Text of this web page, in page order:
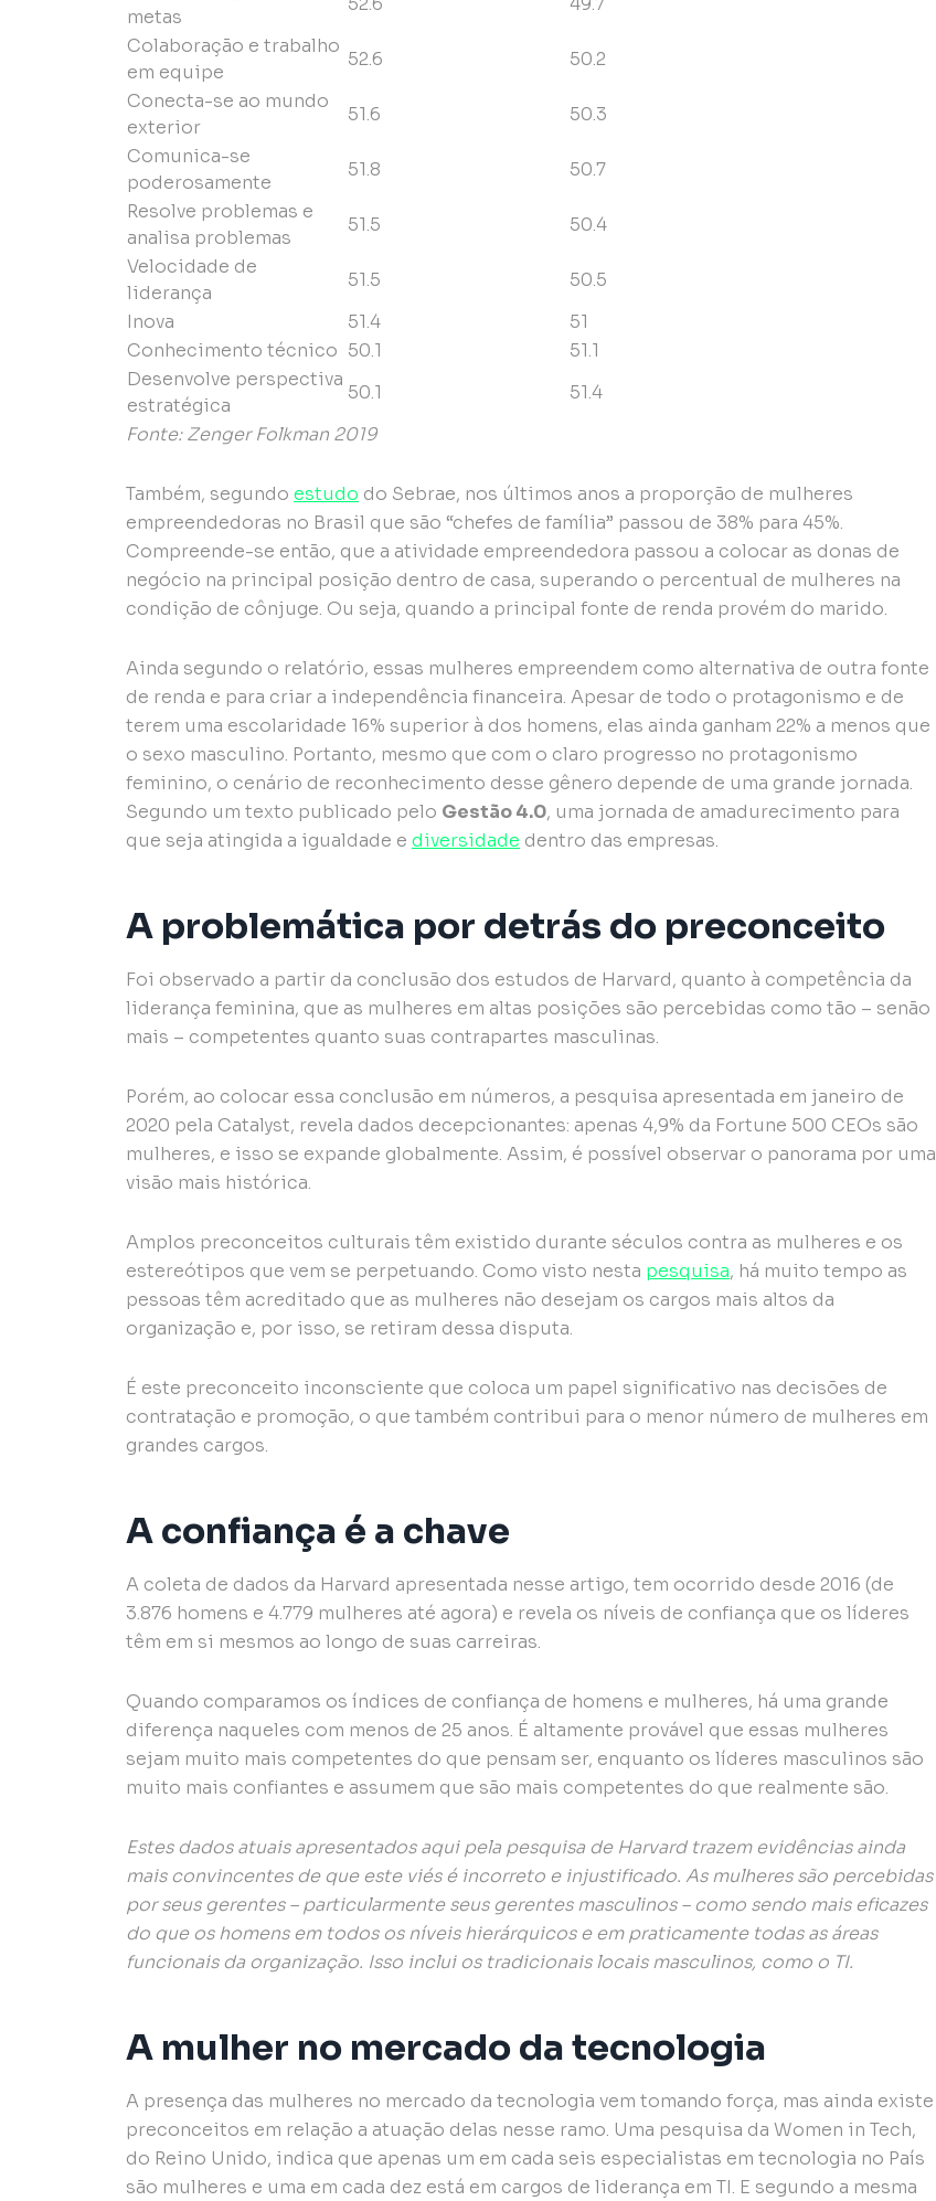
metas
Colaboração e trabalho
em equipe
52.6
50.2
Conecta-se ao mundo
exterior
51.6
50.3
Comunica-se
poderosamente
51.8
50.7
Resolve problemas e
analisa problemas
51.5
50.4
Velocidade de
liderança
51.5
50.5
Inova
51.4
51
Conhecimento técnico 50.1
51.1
Desenvolve perspectiva
estratégica
50.1
51.4
Fonte: Zenger Folkman 2019
Também, segundo estudo do Sebrae, nos últimos anos a proporção de mulheres
empreendedoras no Brasil que são “chefes de família” passou de 38% para 45%.
Compreende-se então, que a atividade empreendedora passou a colocar as donas de
negócio na principal posição dentro de casa, superando o percentual de mulheres na
condição de cônjuge. Ou seja, quando a principal fonte de renda provém do marido.
Ainda segundo o relatório, essas mulheres empreendem como alternativa de outra fonte
de renda e para criar a independência financeira. Apesar de todo o protagonismo e de
terem uma escolaridade 16% superior à dos homens, elas ainda ganham 22% a menos que
o sexo masculino. Portanto, mesmo que com o claro progresso no protagonismo
feminino, o cenário de reconhecimento desse gênero depende de uma grande jornada.
Segundo um texto publicado pelo Gestão 4.0, uma jornada de amadurecimento para
que seja atingida a igualdade e diversidade dentro das empresas.
A problemática por detrás do preconceito
Foi observado a partir da conclusão dos estudos de Harvard, quanto à competência da
liderança feminina, que as mulheres em altas posições são percebidas como tão – senão
mais – competentes quanto suas contrapartes masculinas.
Porém, ao colocar essa conclusão em números, a pesquisa apresentada em janeiro de
2020 pela Catalyst, revela dados decepcionantes: apenas 4,9% da Fortune 500 CEOs são
mulheres, e isso se expande globalmente. Assim, é possível observar o panorama por uma
visão mais histórica.
Amplos preconceitos culturais têm existido durante séculos contra as mulheres e os
estereótipos que vem se perpetuando. Como visto nesta pesquisa, há muito tempo as
pessoas têm acreditado que as mulheres não desejam os cargos mais altos da
organização e, por isso, se retiram dessa disputa.
É este preconceito inconsciente que coloca um papel significativo nas decisões de
contratação e promoção, o que também contribui para o menor número de mulheres em
grandes cargos.
A confiança é a chave
A coleta de dados da Harvard apresentada nesse artigo, tem ocorrido desde 2016 (de
3.876 homens e 4.779 mulheres até agora) e revela os níveis de confiança que os líderes
têm em si mesmos ao longo de suas carreiras.
Quando comparamos os índices de confiança de homens e mulheres, há uma grande
diferença naqueles com menos de 25 anos. É altamente provável que essas mulheres
sejam muito mais competentes do que pensam ser, enquanto os líderes masculinos são
muito mais confiantes e assumem que são mais competentes do que realmente são.
Estes dados atuais apresentados aqui pela pesquisa de Harvard trazem evidências ainda
mais convincentes de que este viés é incorreto e injustificado. As mulheres são percebidas
por seus gerentes – particularmente seus gerentes masculinos – como sendo mais eficazes
do que os homens em todos os níveis hierárquicos e em praticamente todas as áreas
funcionais da organização. Isso inclui os tradicionais locais masculinos, como o TI.
A mulher no mercado da tecnologia
A presença das mulheres no mercado da tecnologia vem tomando força, mas ainda existe
preconceitos em relação a atuação delas nesse ramo. Uma pesquisa da Women in Tech,
do Reino Unido, indica que apenas um em cada seis especialistas em tecnologia no País
são mulheres e uma em cada dez está em cargos de liderança em TI. E segundo a mesma